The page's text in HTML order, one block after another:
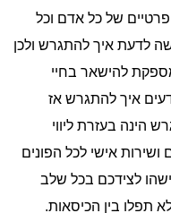
של כל אדם וכל
לדעת איך להתגרש ולכן
להישאר בחיי
איך להתגרש אז
הינה בעזרת ליווי
ושירות אישי לכל הפונים
לצידכם בכל שלב
תפלו בין הכיסאות.